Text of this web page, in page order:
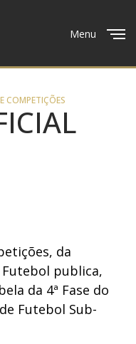
Menu
COMPETIÇÕES
da
Futebol publica,
da 4ª Fase do
Futebol Sub-